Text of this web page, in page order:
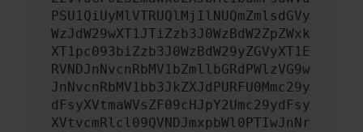
PSU1QiUyMlVTRUQlMjIlNUQmZmlsdGVy
WzJdW29wXT1JTiZzb3J0WzBdW2ZpZWxk
XT1pc093biZzb3J0WzBdW29yZGVyXT1E
RVNDJnNvcnRbMV1bZmllbGRdPWlzVG9w
JnNvcnRbMV1bb3JkZXJdPURFU0Mmc29y
dFsyXVtmaWVsZF09cHJpY2Umc29ydFsy
XVtvcmRlcl09QVNDJmxpbWl0PTIwJnNr